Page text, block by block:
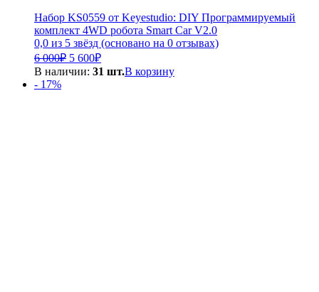
Набор KS0559 от Keyestudio: DIY Программируемый
комплект 4WD робота Smart Car V2.0
0,0 из 5 звёзд (основано на 0 отзывах)
6 000₽ Первоначальная
цена
5 600₽Текущая
цена:
В наличии: 31 шт.В корзину
- 17%